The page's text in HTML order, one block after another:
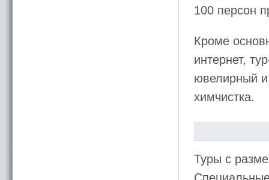
100 персон
Кроме
интернет,
ювелирный и
химчистка.
Туры с